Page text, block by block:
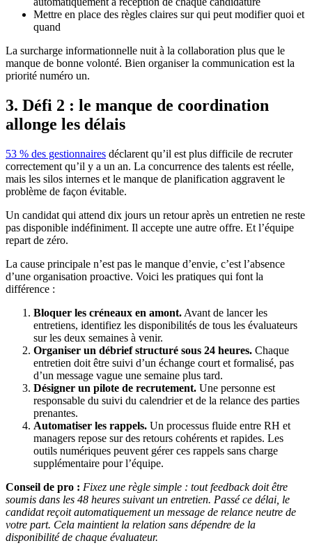
Mettre en place des règles claires sur qui peut modifier quoi et
quand
La surcharge informationnelle nuit à la collaboration plus que le
manque de bonne volonté. Bien organiser la communication est la
priorité numéro un.
3. Défi 2 : le manque de coordination
allonge les délais
53 % des gestionnaires déclarent qu’il est plus difficile de recruter
correctement qu’il y a un an. La concurrence des talents est réelle,
mais les silos internes et le manque de planification aggravent le
problème de façon évitable.
Un candidat qui attend dix jours un retour après un entretien ne reste
pas disponible indéfiniment. Il accepte une autre offre. Et l’équipe
repart de zéro.
La cause principale n’est pas le manque d’envie, c’est l’absence
d’une organisation proactive. Voici les pratiques qui font la
différence :
Bloquer les créneaux en amont. Avant de lancer les
entretiens, identifiez les disponibilités de tous les évaluateurs
sur les deux semaines à venir.
Organiser un débrief structuré sous 24 heures. Chaque
entretien doit être suivi d’un échange court et formalisé, pas
d’un message vague une semaine plus tard.
Désigner un pilote de recrutement. Une personne est
responsable du suivi du calendrier et de la relance des parties
prenantes.
Automatiser les rappels. Un processus fluide entre RH et
managers repose sur des retours cohérents et rapides. Les
outils numériques peuvent gérer ces rappels sans charge
supplémentaire pour l’équipe.
Conseil de pro : Fixez une règle simple : tout feedback doit être
soumis dans les 48 heures suivant un entretien. Passé ce délai, le
candidat reçoit automatiquement un message de relance neutre de
votre part. Cela maintient la relation sans dépendre de la
disponibilité de chaque évaluateur.